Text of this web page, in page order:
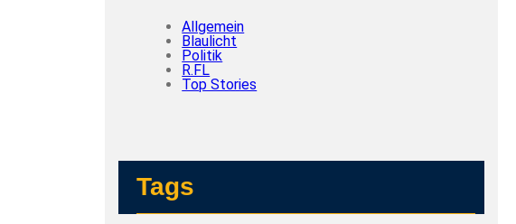
Allgemein
Blaulicht
Politik
R.FL
Top Stories
Tags